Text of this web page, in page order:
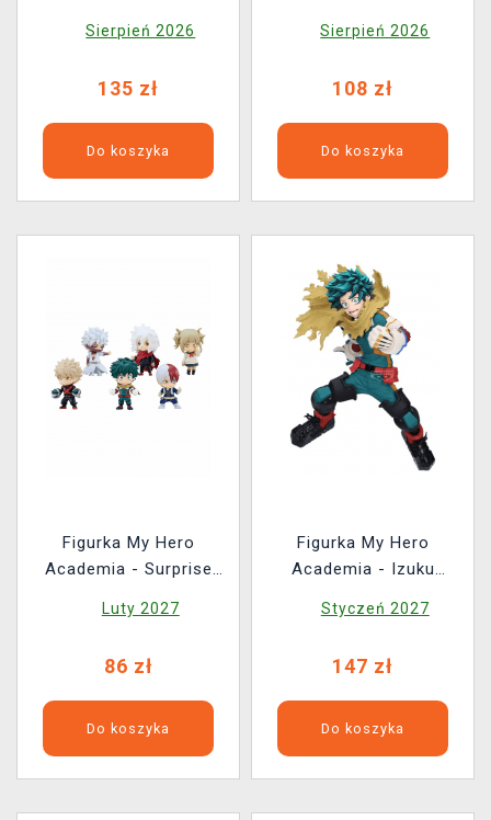
Nations)
Sierpień 2026
135 zł
Do koszyka
Sierpień 2026
108 zł
Do koszyka
Figurka My Hero
Academia - Surprise
(Nendoroid) (losowy
Luty 2027
86 zł
Do koszyka
Figurka My Hero
Academia - Izuku
Styczeń 2027
147 zł
Do koszyka